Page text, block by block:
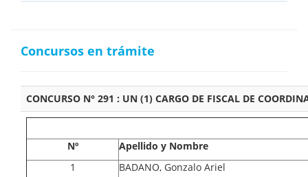
Concursos en trámite
CONCURSO N° 291 : UN (1) CARGO DE FISCAL DE
Nº
Apellido y Nombre
1
BADANO, Gonzalo Ariel